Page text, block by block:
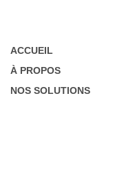
ACCUEIL
À PROPOS
NOS SOLUTIONS